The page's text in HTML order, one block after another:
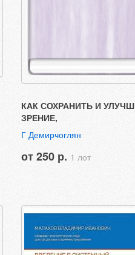
КАК СОХРАНИТЬ И
ЗРЕНИЕ,
Г Демирчоглян
от 250 р. 1 лот